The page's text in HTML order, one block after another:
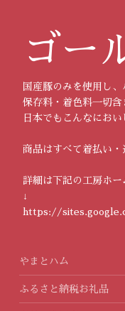
ゴー
国産豚のみを使用し
保存料・着色料一切含
日本でもこんなにお
商品はすべて着払い
詳細は下記の工房ホー
↓
https://
やまとハム
ふるさと納税お礼品